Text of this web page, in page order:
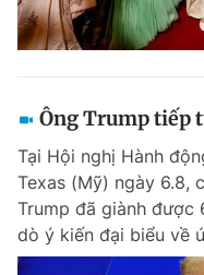
Ông Trump tiếp
Tại Hội nghị Hành
Texas (Mỹ) ngày 6.8,
Trump đã giành được
dò ý kiến đại biểu về